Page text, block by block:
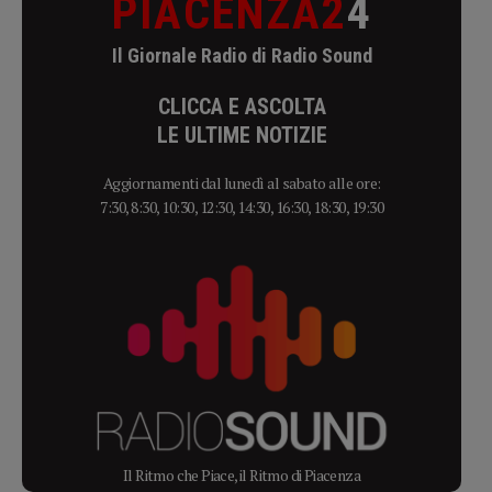
PIACENZA24
Il Giornale Radio di Radio Sound
CLICCA E ASCOLTA
LE ULTIME NOTIZIE
Aggiornamenti dal lunedì al sabato alle ore:
7:30, 8:30, 10:30, 12:30, 14:30, 16:30, 18:30, 19:30
Il Ritmo che Piace, il Ritmo di Piacenza